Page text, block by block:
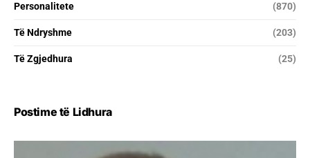
Personalitete (870)
Të Ndryshme (203)
Të Zgjedhura (25)
Postime të Lidhura